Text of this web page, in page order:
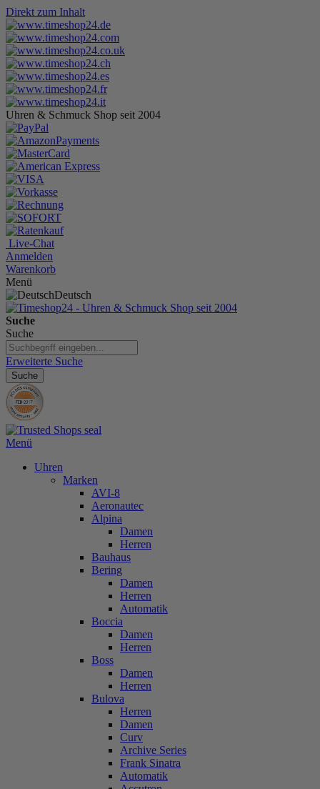
Direkt zum Inhalt
Uhren & Schmuck Shop seit 2004
Live-Chat
Anmelden
Warenkorb
Menü
Deutsch
Suche
Suche
Erweiterte Suche
Suche
Menü
Uhren
Marken
AVI-8
Aeronautec
Alpina
Damen
Herren
Bauhaus
Bering
Damen
Herren
Automatik
Boccia
Damen
Herren
Boss
Damen
Herren
Bulova
Herren
Damen
Curv
Archive Series
Frank Sinatra
Automatik